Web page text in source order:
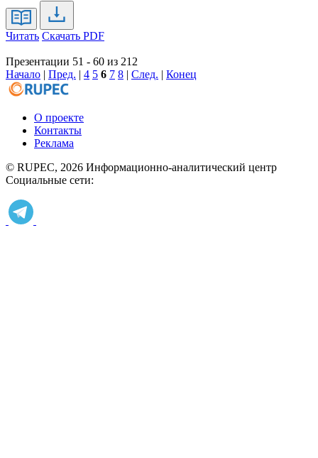
Читать Скачать PDF
Презентации 51 - 60 из 212
Начало | Пред. | 4 5 6 7 8 | След. | Конец
О проекте
Контакты
Реклама
© RUPEC, 2026 Информационно-аналитический центр
Социальные сети: